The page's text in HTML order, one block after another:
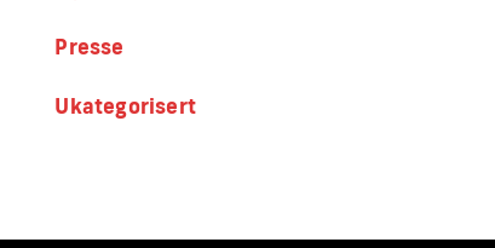
Presse
Ukategorisert